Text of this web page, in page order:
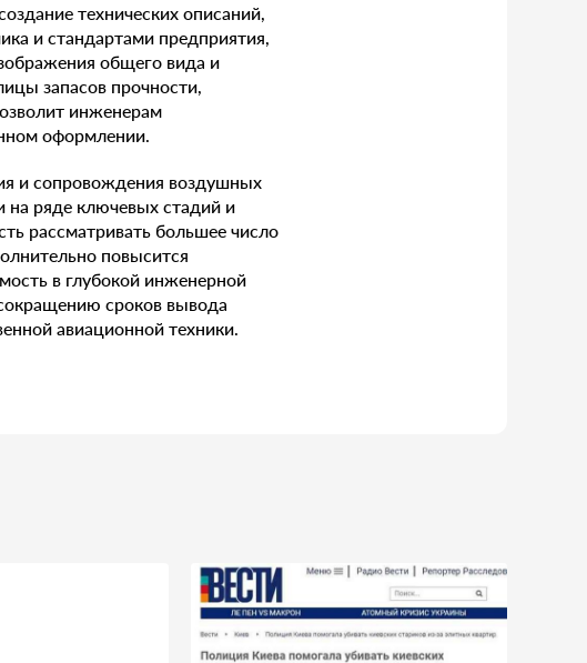
технических описаний,
и стандартами предприятия,
общего вида и
запасов прочности,
инженерам
оформлении.
и сопровождения воздушных
на ряде ключевых стадий и
рассматривать большее число
повысится
в глубокой инженерной
сроков вывода
авиационной техники.